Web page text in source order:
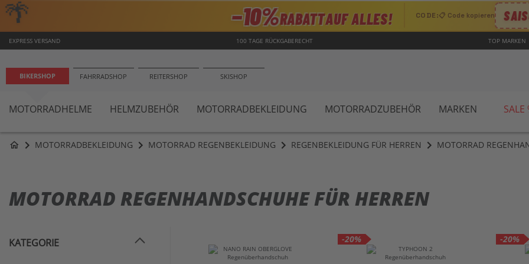
🌴 −10%RABATTAUF ALLES! CODE:📋 Code kopieren
EXPRESS VERSAND 100 TAGE RÜCKGABERECHT TOP MARKEN
BIKERSHOP FAHRRADSHOP REITERSHOP SKISHOP
MOTORRADHELME HELMZUBEHÖR MOTORRADBEKLEIDUNG MOTORRADZUBEHÖR MARKEN SALE
home MOTORRADBEKLEIDUNG MOTORRAD REGENBEKLEIDUNG REGENBEKLEIDUNG FÜR HERREN MOTORRAD
MOTORRAD REGENHANDSCHUHE FÜR HERREN
-20% -20%
KATEGORIE